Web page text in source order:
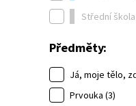
Střední škola
Předměty:
Já, moje tělo,
Prvouka (3)